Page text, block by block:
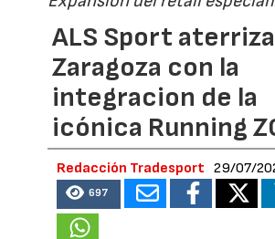
ALS Sport
Zaragoza con la
integracion de la
icónica Running
Redacción Tradesport 29/07/
697